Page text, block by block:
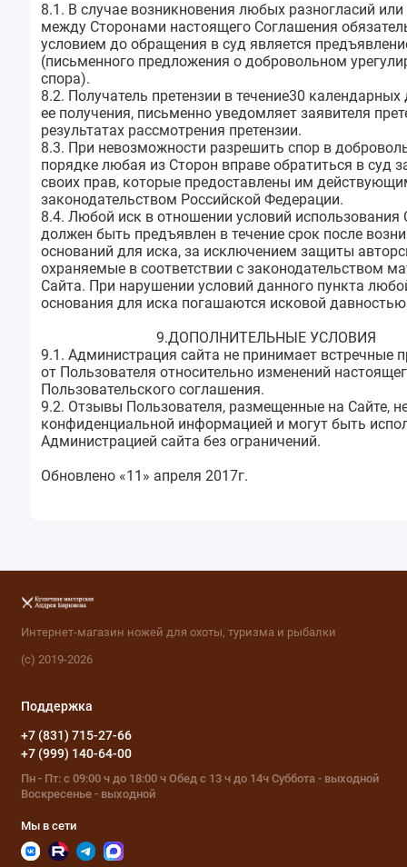
8.1. В случае возникновения любых разногласий или
между Сторонами настоящего Соглашения
условием до обращения в суд является
(письменного предложения о добровольном
спора).
8.2. Получатель претензии в течение30 календарных
ее получения, письменно уведомляет заявителя
результатах рассмотрения претензии.
8.3. При невозможности разрешить спор в
порядке любая из Сторон вправе обратиться в суд
своих прав, которые предоставлены им
законодательством Российской Федерации.
8.4. Любой иск в отношении условий использования
должен быть предъявлен в течение срок после
оснований для иска, за исключением защиты
охраняемые в соответствии с законодательством
Сайта. При нарушении условий данного пункта
основания для иска погашаются исковой
9.ДОПОЛНИТЕЛЬНЫЕ УСЛОВИЯ
9.1. Администрация сайта не принимает встречные
от Пользователя относительно изменений
Пользовательского соглашения.
9.2. Отзывы Пользователя, размещенные на Сайте,
конфиденциальной информацией и могут быть
Администрацией сайта без ограничений.
Обновлено «11» апреля 2017г.
Интернет-магазин ножей для охоты, туризма и рыбалки
(с) 2019-2026
Поддержка
+7 (831) 715-27-66
+7 (999) 140-64-00
Пн - Пт: с 09:00 ч до 18:00 ч Обед с 13 ч до 14ч Суббота - выходной
Воскресенье - выходной
Мы в сети